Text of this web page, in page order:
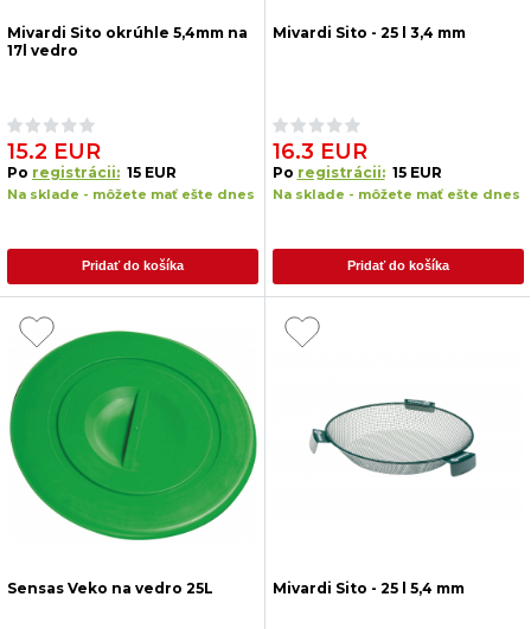
Mivardi Sito okrúhle 5,4mm na
17l vedro
15.2 EUR
Po registrácii: 15 EUR
Na sklade - môžete mať ešte dnes
Pridať do košíka
Mivardi Sito - 25 l 3,4 mm
16.3 EUR
Po registrácii: 15 EUR
Na sklade - môžete mať ešte dnes
Pridať do košíka
Sensas Veko na vedro 25L Mivardi Sito - 25 l 5,4 mm